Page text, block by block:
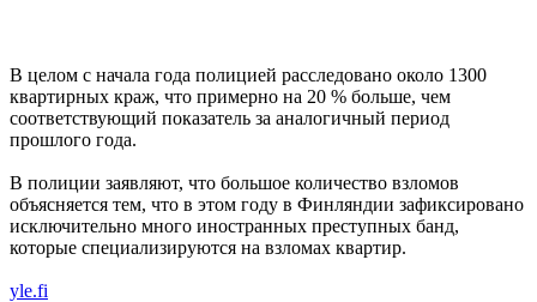
В целом с начала года полицией расследовано около 1300
квартирных краж, что примерно на 20 % больше, чем
соответствующий показатель за аналогичный период
прошлого года.
В полиции заявляют, что большое количество взломов
объясняется тем, что в этом году в Финляндии зафиксировано
исключительно много иностранных преступных банд,
которые специализируются на взломах квартир.
yle.fi